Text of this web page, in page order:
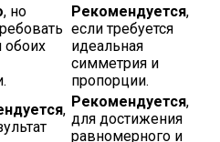
, но
обоих
Рекомендуется,
если требуется
идеальная
симметрия и
пропорции.
, Рекомендуется,
для достижения
равномерного и